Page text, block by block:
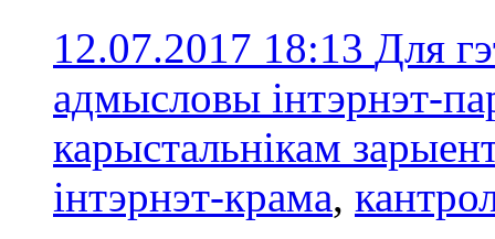
12.07.2017 18:13 Для
адмысловы інтэрнэт-
карыстальнікам
інтэрнэт-крама,